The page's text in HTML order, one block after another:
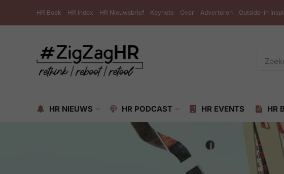
HR Boek HR Index HR Nieuwsbrief Keynote Over Adverteren Outside-in
HR NIEUWS HR PODCAST HR EVENTS HR